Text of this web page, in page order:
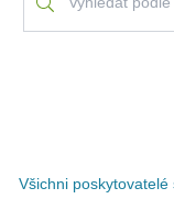
Všichni poskytovatelé